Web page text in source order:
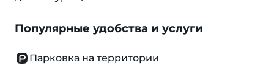
Популярные удобства и услуги
Парковка на территории